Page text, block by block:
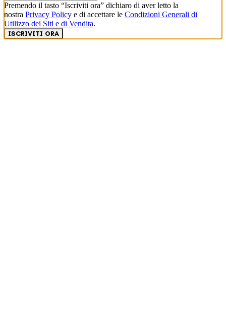
Premendo il tasto “Iscriviti ora” dichiaro di aver letto la
nostra Privacy Policy e di accettare le Condizioni Generali di
Utilizzo dei Siti e di Vendita.
ISCRIVITI ORA